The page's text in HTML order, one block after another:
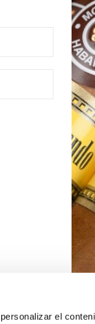
el